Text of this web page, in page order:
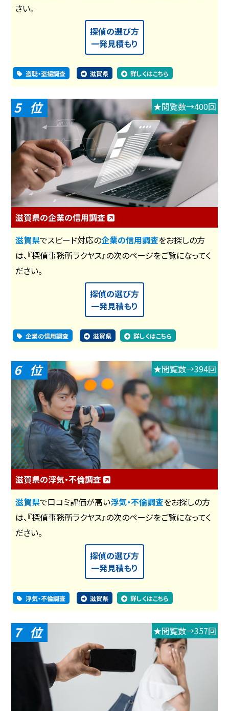
さい。
探偵の選び方
一発見積もり
盗聴・盗撮調査 滋賀県 詳しくはこちら
5 ★閲覧数→400回
滋賀県の企業の信用調査
滋賀県でスピード対応の企業の信用調査をお探しの方
は、『探偵事務所ラクヤス』の次のページをご覧になってく
ださい。
探偵の選び方
一発見積もり
企業の信用調査 滋賀県 詳しくはこちら
6 ★閲覧数→394回
滋賀県の浮気・不倫調査
滋賀県で口コミ評価が高い浮気・不倫調査をお探しの方
は、『探偵事務所ラクヤス』の次のページをご覧になってく
ださい。
探偵の選び方
一発見積もり
浮気・不倫調査 滋賀県 詳しくはこちら
7 ★閲覧数→357回